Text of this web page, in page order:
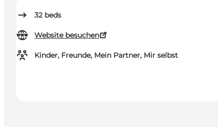
32 beds
Website besuchen
Kinder, Freunde, Mein Partner, Mir selbst